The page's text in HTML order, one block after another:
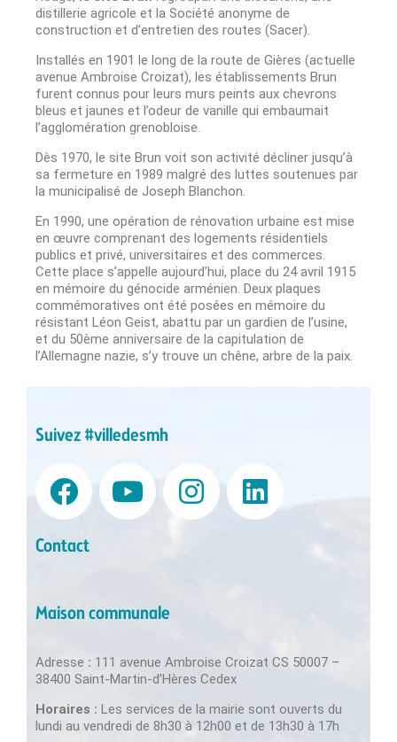
distillerie agricole et la Société anonyme de
construction et d’entretien des routes (Sacer).
Installés en 1901 le long de la route de Gières (actuelle
avenue Ambroise Croizat), les établissements Brun
furent connus pour leurs murs peints aux chevrons
bleus et jaunes et l’odeur de vanille qui embaumait
l’agglomération grenobloise.
Dès 1970, le site Brun voit son activité décliner jusqu’à
sa fermeture en 1989 malgré des luttes soutenues par
la municipalisé de Joseph Blanchon.
En 1990, une opération de rénovation urbaine est mise
en œuvre comprenant des logements résidentiels
publics et privé, universitaires et des commerces.
Cette place s’appelle aujourd’hui, place du 24 avril 1915
en mémoire du génocide arménien. Deux plaques
commémoratives ont été posées en mémoire du
résistant Léon Geist, abattu par un gardien de l’usine,
et du 50ème anniversaire de la capitulation de
l’Allemagne nazie, s’y trouve un chêne, arbre de la paix.
Suivez #villedesmh
Contact
Maison communale
Adresse : 111 avenue Ambroise Croizat CS 50007 –
38400 Saint-Martin-d’Hères Cedex
Horaires : Les services de la mairie sont ouverts du
lundi au vendredi de 8h30 à 12h00 et de 13h30 à 17h